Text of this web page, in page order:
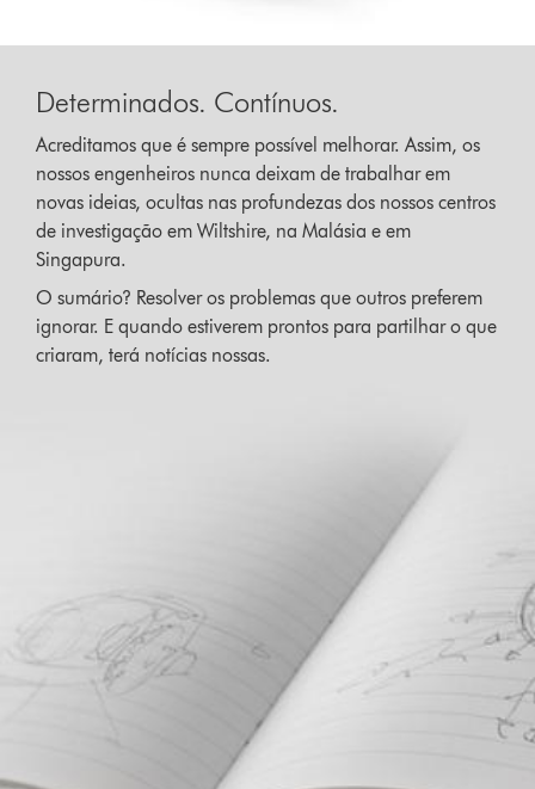
Determinados. Contínuos.
Acreditamos que é sempre possível melhorar. Assim, os
nossos engenheiros nunca deixam de trabalhar em
novas ideias, ocultas nas profundezas dos nossos centros
de investigação em Wiltshire, na Malásia e em
Singapura.
O sumário? Resolver os problemas que outros preferem
ignorar. E quando estiverem prontos para partilhar o que
criaram, terá notícias nossas.